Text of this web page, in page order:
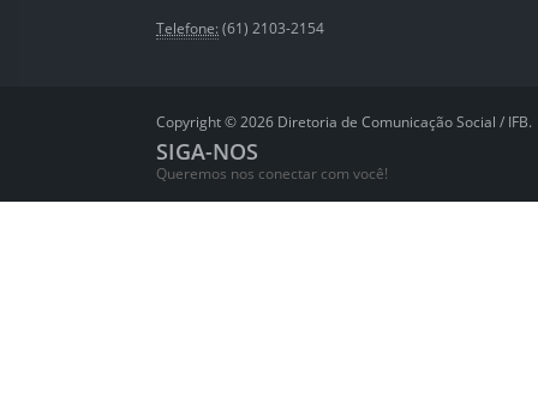
Telefone: (61) 2103-2154
Copyright © 2026 Diretoria de Comunicação Social / IFB.
SIGA-NOS
Queremos nos conectar com você!